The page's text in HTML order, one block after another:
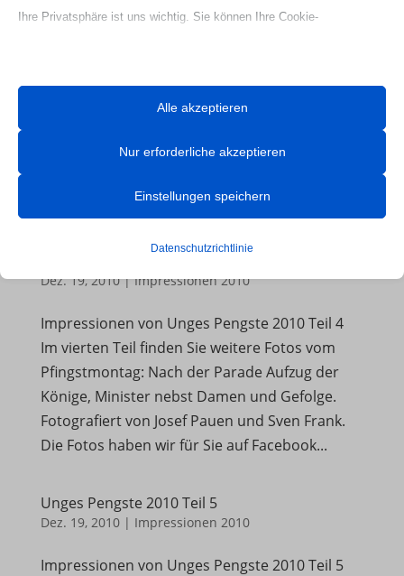
Dez. 19, 2010|Impressionen 2010
Im dritten Teil finden Sie Fotos vom
Pfingstmontag: Antreten Abholung des
Seniorenheim Pfingstprozession Begrüssung
Einmarsch zur Parade und Parade...
Dez. 19, 2010|Impressionen 2010
Impressionen von Unges Pengste 2010 Teil 4
Im vierten Teil finden Sie weitere Fotos vom
Pfingstmontag: Nach der Parade Aufzug der
Könige, Minister nebst Damen und Gefolge.
Fotografiert von Josef Pauen und Sven Frank.
Die Fotos haben wir für Sie auf Facebook...
Unges Pengste 2010 Teil 5
Dez. 19, 2010| Impressionen 2010
Impressionen von Unges Pengste 2010 Teil 5
Ihre Privatsphäre ist uns wichtig. Sie können Ihre Cookie-
Sie können Ihre Präferenzen jederzeit ändern, indem Sie auf die
Schaltfläche „Einstellungen“ unten klicken.
Beachten Sie, dass das Deaktivieren bestimmter Arten von Cookies
beeinträchtigen kann.
Essenzielle Cookies und Dienste ermöglichen grundlegende
Website erforderlich. Diese Cookies und Dienste erfordern keine
Details anzeigen
et-editor-available-post-*
mhcookie
Analyse
Statistik-Cookies sammeln Nutzungsinformationen, die uns
interagieren.
Details anzeigen
Marketing
Alle akzeptieren
Nur erforderliche akzeptieren
Einstellungen speichern
Datenschutzrichtlinie